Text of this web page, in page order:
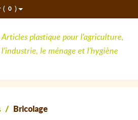
( 0 )
Articles plastique pour l'agriculture,
l'industrie, le ménage et l'hygiène
Bricolage